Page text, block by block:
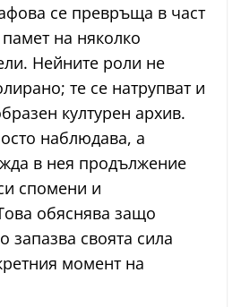
се превръща в част
на няколко
Нейните роли не
те се натрупват и
културен архив.
наблюдава, а
в нея продължение
спомени и
обяснява защо
запазва своята сила
момент на